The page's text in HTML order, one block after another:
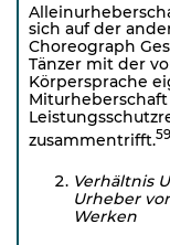
sich auf der
Choreograph
Tänzer mit der
Körpersprache
Miturheberschaft
zusammentrifft.59
Verhältnis
Urheber
Werken